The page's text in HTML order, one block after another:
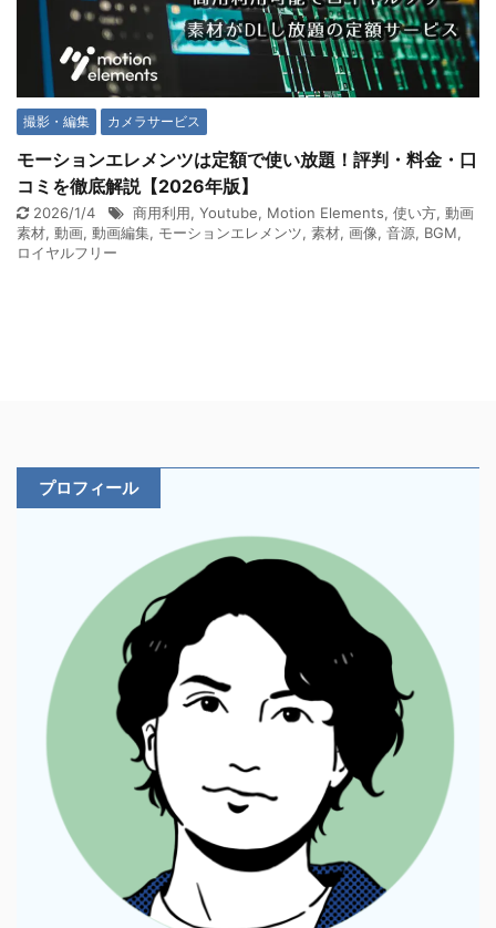
撮影・編集 カメラサービス
モーションエレメンツは定額で使い放題！評判・料金・口
コミを徹底解説【2026年版】
2026/1/4 商用利用, Youtube, Motion Elements, 使い方, 動画
素材, 動画, 動画編集, モーションエレメンツ, 素材, 画像, 音源, BGM,
ロイヤルフリー
プロフィール